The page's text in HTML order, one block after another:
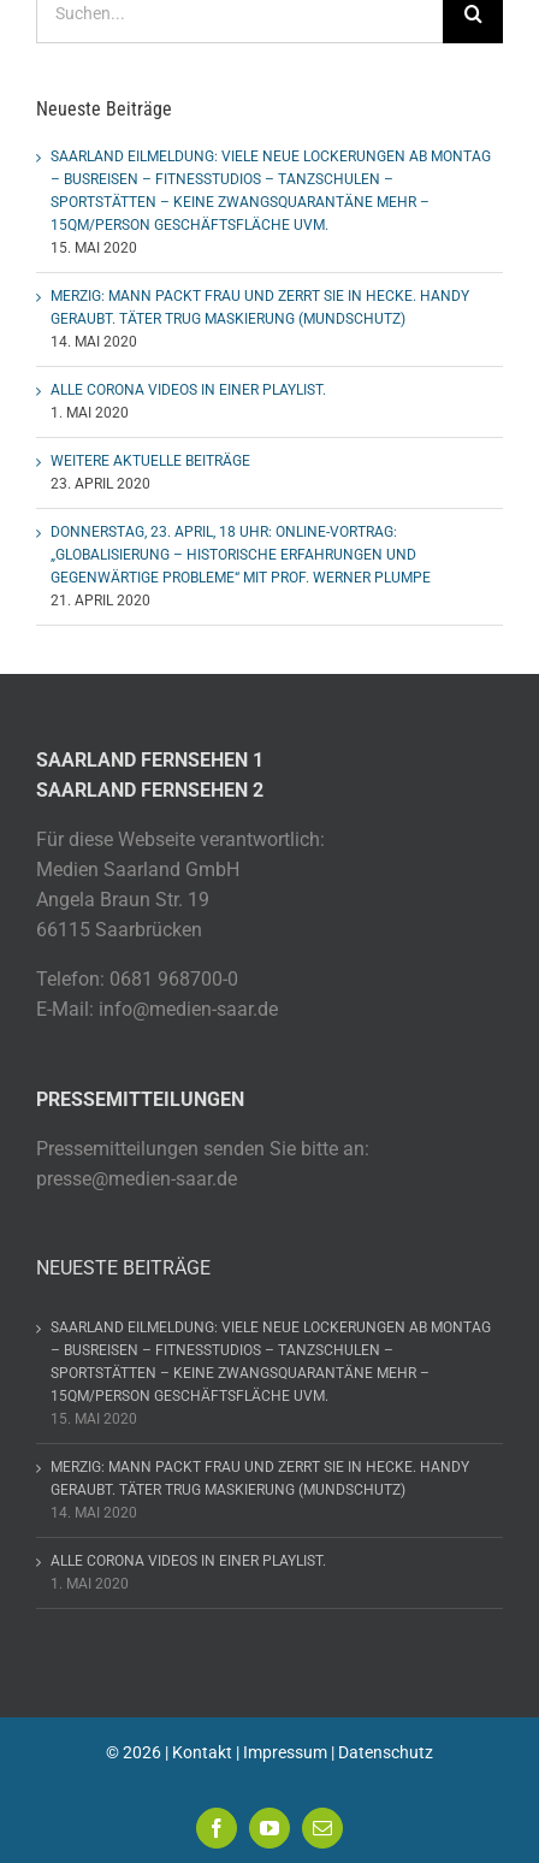
nach:
Neueste Beiträge
SAARLAND EILMELDUNG: VIELE NEUE LOCKERUNGEN AB MONTAG
– BUSREISEN – FITNESSTUDIOS – TANZSCHULEN –
SPORTSTÄTTEN – KEINE ZWANGSQUARANTÄNE MEHR –
15QM/PERSON GESCHÄFTSFLÄCHE UVM.
15. MAI 2020
MERZIG: MANN PACKT FRAU UND ZERRT SIE IN HECKE. HANDY
GERAUBT. TÄTER TRUG MASKIERUNG (MUNDSCHUTZ)
14. MAI 2020
ALLE CORONA VIDEOS IN EINER PLAYLIST.
1. MAI 2020
WEITERE AKTUELLE BEITRÄGE
23. APRIL 2020
DONNERSTAG, 23. APRIL, 18 UHR: ONLINE-VORTRAG:
„GLOBALISIERUNG – HISTORISCHE ERFAHRUNGEN UND
GEGENWÄRTIGE PROBLEME“ MIT PROF. WERNER PLUMPE
21. APRIL 2020
SAARLAND FERNSEHEN 1
SAARLAND FERNSEHEN 2
Für diese Webseite verantwortlich:
Medien Saarland GmbH
Angela Braun Str. 19
66115 Saarbrücken
Telefon: 0681 968700-0
E-Mail: info@medien-saar.de
PRESSEMITTEILUNGEN
Pressemitteilungen senden Sie bitte an:
presse@medien-saar.de
NEUESTE BEITRÄGE
SAARLAND EILMELDUNG: VIELE NEUE LOCKERUNGEN AB MONTAG
– BUSREISEN – FITNESSTUDIOS – TANZSCHULEN –
SPORTSTÄTTEN – KEINE ZWANGSQUARANTÄNE MEHR –
15QM/PERSON GESCHÄFTSFLÄCHE UVM.
15. MAI 2020
MERZIG: MANN PACKT FRAU UND ZERRT SIE IN HECKE. HANDY
GERAUBT. TÄTER TRUG MASKIERUNG (MUNDSCHUTZ)
14. MAI 2020
ALLE CORONA VIDEOS IN EINER PLAYLIST.
1. MAI 2020
©2026 | Kontakt | Impressum | Datenschutz
FacebookYouTube
E-
Mail